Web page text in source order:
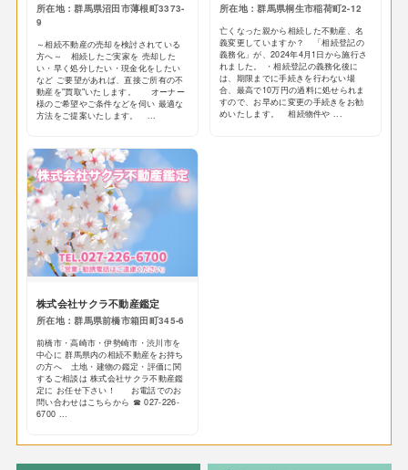
所在地：群馬県沼田市薄根町3373-
9
～相続不動産の売却を検討されている
方へ～ 相続したご実家を 売却した
い・早く処分したい・現金化をしたい
など ご要望があれば、直接ご所有の不
動産を"買取"いたします。 オーナー
様のご希望やご条件などを伺い 最適な
方法をご提案いたします。 ...
所在地：群馬県桐生市稲荷町2-12
亡くなった親から相続した不動産、名
義変更していますか？ 「相続登記の
義務化」が、2024年4月1日から施行さ
れました。 ・相続登記の義務化後に
は、期限までに手続きを行わない場
合、最高で10万円の過料に処せられま
すので、お早めに変更の手続きをお勧
めいたします。 相続物件や ...
株式会社サクラ不動産鑑定
所在地：群馬県前橋市箱田町345-6
前橋市・高崎市・伊勢崎市・渋川市を
中心に 群馬県内の相続不動産をお持ち
の方へ 土地・建物の鑑定・評価に関
するご相談は 株式会社サクラ不動産鑑
定に お任せ下さい！ お電話でのお
問い合わせはこちらから ☎ 027-226-
6700 ...